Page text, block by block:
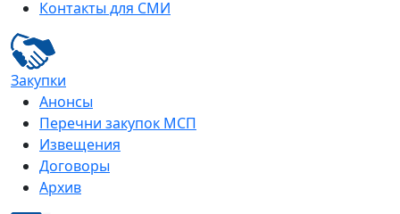
Контакты для СМИ
Закупки
Анонсы
Перечни закупок МСП
Извещения
Договоры
Архив